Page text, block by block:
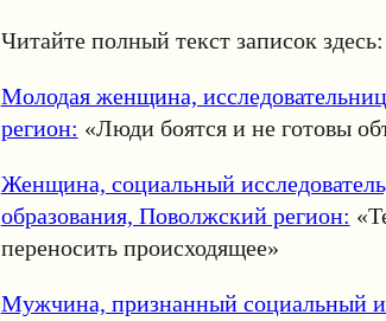
Читайте полный текст записок здесь:
Молодая женщина,
регион: «Люди боятся и не готовы
Женщина, социальный
образования, Поволжский регион:
переносить происходящее»
Мужчина, признанный социальный